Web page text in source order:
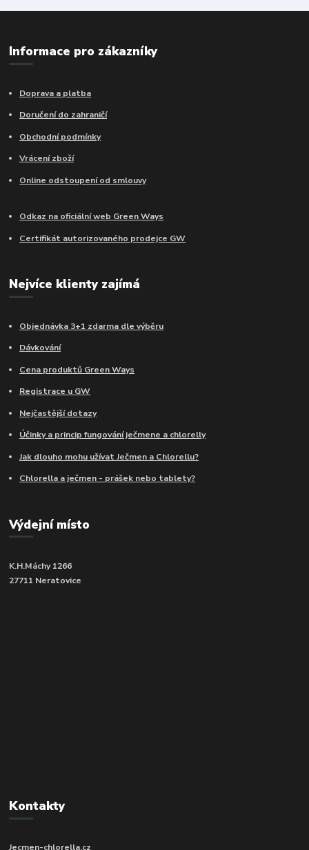
Informace pro zákazníky
Doprava a platba
Doručení do zahraničí
Obchodní podmínky
Vrácení zboží
Online odstoupení od smlouvy
Odkaz na oficiální web Green Ways
Certifikát autorizovaného prodejce GW
Nejvíce klienty zajímá
Objednávka 3+1 zdarma dle výběru
Dávkování
Cena produktů Green Ways
Registrace u GW
Nejčastější dotazy
Účinky a princip fungování ječmene a chlorelly
Jak dlouho mohu užívat Ječmen a Chlorellu?
Chlorella a ječmen - prášek nebo tablety?
Výdejní místo
K.H.Máchy 1266
27711 Neratovice
Kontakty
Jecmen-chlorella.cz